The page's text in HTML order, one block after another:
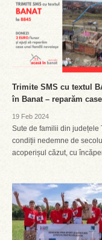
Trimite SMS cu textul
în Banat – reparăm
19 Feb 2024
Sute de familii din județele
condiții nedemne de
acoperișul căzut, cu